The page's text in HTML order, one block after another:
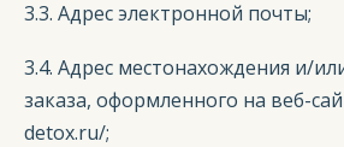
3.3. Адрес электронной почты;
3.4. Адрес местонахождения и/
заказа, оформленного на веб-
detox.ru/;